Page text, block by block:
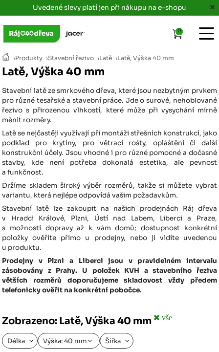
Uvedené slevy platí jen při nákupu na e-shopu
›Produkty ›Stavební řezivo ›Latě ›Latě, Výška 40 mm
Latě, Výška 40 mm
Stavební latě ze smrkového dřeva, které jsou nezbytným prvkem
pro různé tesařské a stavební práce. Jde o surové, nehoblované
řezivo s přirozenou vlhkostí, které může při vysychání mírně
měnit rozměry.
Latě se nejčastěji využívají při montáži střešních konstrukcí, jako
podklad pro krytiny, pro větrací rošty, opláštění či další
konstrukční účely. Jsou vhodné i pro různé pomocné a dočasné
stavby, kde není potřeba dokonalá estetika, ale pevnost
a funkčnost.
Držíme skladem široký výběr rozměrů, takže si můžete vybrat
variantu, která nejlépe odpovídá vašim požadavkům.
Stavební latě lze zakoupit na našich prodejnách Ráj dřeva
v Hradci Králové, Plzni, Ústí nad Labem, Liberci a Praze,
s možností dopravy až k vám domů; dostupnost konkrétní
položky ověříte přímo u prodejny, nebo ji vidíte uvedenou
u produktu.
Prodejny v Plzni a Liberci jsou v pravidelném intervalu
zásobovány z Prahy. U položek KVH a stavebního řeziva
větších rozměrů doporučujeme skladovost vždy předem
telefonicky ověřit na konkrétní pobočce.
Zobrazeno: Latě, Výška 40 mm vše
Délka Výška: 40 mm Šířka
0